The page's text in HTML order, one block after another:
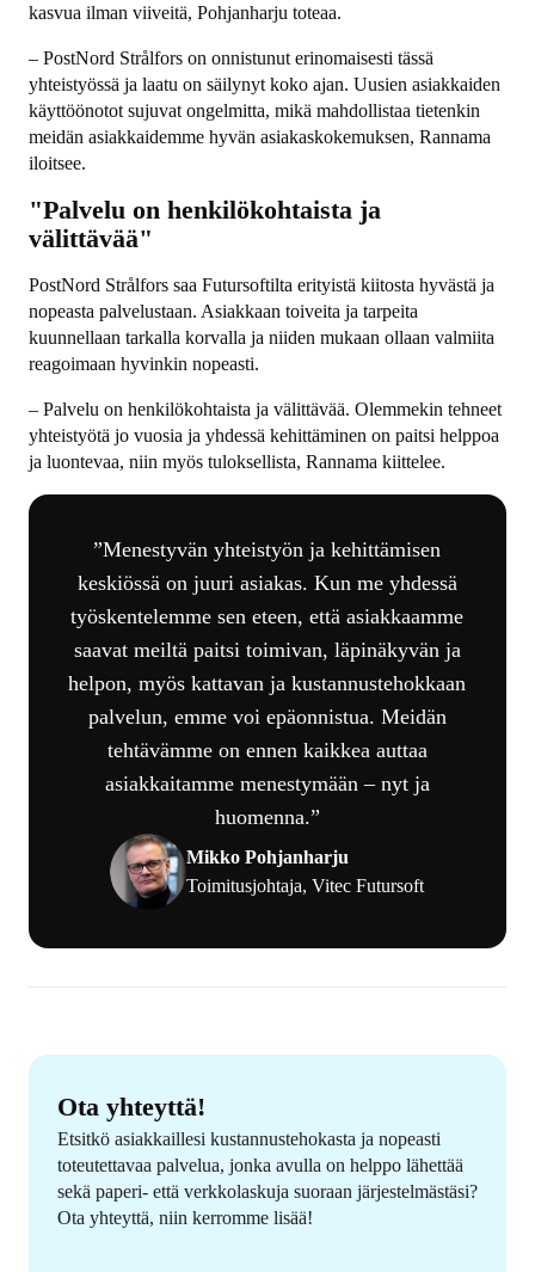
kasvua ilman viiveitä, Pohjanharju toteaa.
– PostNord Strålfors on onnistunut erinomaisesti tässä
yhteistyössä ja laatu on säilynyt koko ajan. Uusien asiakkaiden
käyttöönotot sujuvat ongelmitta, mikä mahdollistaa tietenkin
meidän asiakkaidemme hyvän asiakaskokemuksen, Rannama
iloitsee.
"Palvelu on henkilökohtaista ja
välittävää"
PostNord Strålfors saa Futursoftilta erityistä kiitosta hyvästä ja
nopeasta palvelustaan. Asiakkaan toiveita ja tarpeita
kuunnellaan tarkalla korvalla ja niiden mukaan ollaan valmiita
reagoimaan hyvinkin nopeasti.
– Palvelu on henkilökohtaista ja välittävää. Olemmekin tehneet
yhteistyötä jo vuosia ja yhdessä kehittäminen on paitsi helppoa
ja luontevaa, niin myös tuloksellista, Rannama kiittelee.
Menestyvän yhteistyön ja kehittämisen
keskiössä on juuri asiakas. Kun me yhdessä
työskentelemme sen eteen, että asiakkaamme
saavat meiltä paitsi toimivan, läpinäkyvän ja
helpon, myös kattavan ja kustannustehokkaan
palvelun, emme voi epäonnistua. Meidän
tehtävämme on ennen kaikkea auttaa
asiakkaitamme menestymään – nyt ja
huomenna.
Mikko Pohjanharju
Toimitusjohtaja, Vitec Futursoft
Ota yhteyttä!
Etsitkö asiakkaillesi kustannustehokasta ja nopeasti
toteutettavaa palvelua, jonka avulla on helppo lähettää
sekä paperi- että verkkolaskuja suoraan järjestelmästäsi?
Ota yhteyttä, niin kerromme lisää!